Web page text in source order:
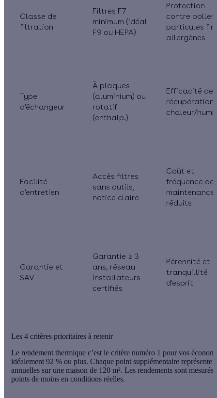
Classe de
filtration
Filtres F7
minimum (idéal
F9 ou HEPA)
Protection
contre
particules
allergènes
Type
d'échangeur
À plaques
(aluminium) ou
rotatif
(enthalp.)
Efficacité de
récupération
chaleur/
Facilité
d'entretien
Accès filtres
sans outils,
notice claire
Coût et
fréquence de
maintenance
réduits
Garantie et
SAV
Garantie ≥ 3
ans, réseau
installateurs
certifiés
Pérennité et
tranquillité
d'esprit
Les 4 critères prioritaires à retenir
Le rendement thermique c’est le critère numéro 1 pour vos
idéalement 92 % ou plus. Chaque point supplémentaire représente
annuelles sur une maison de 120 m². Les rendements sont
points de moins en conditions réelles.